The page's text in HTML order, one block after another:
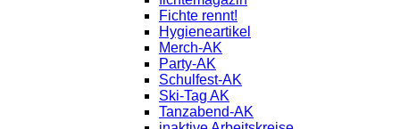
Fichte rennt!
Hygieneartikel
Merch-AK
Party-AK
Schulfest-AK
Ski-Tag AK
Tanzabend-AK